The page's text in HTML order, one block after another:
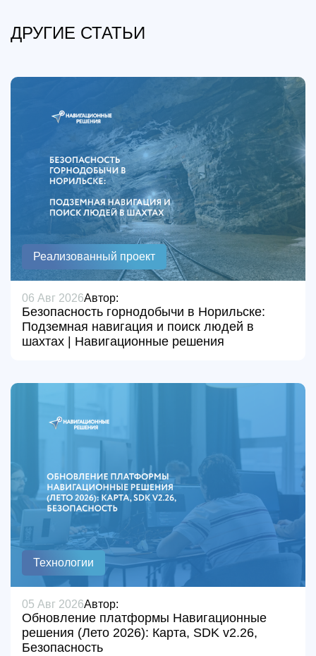
ДРУГИЕ СТАТЬИ
Реализованный проект
06 Авг 2026Автор:
Безопасность горнодобычи в Норильске:
Подземная навигация и поиск людей в
шахтах | Навигационные решения
Технологии
05 Авг 2026Автор:
Обновление платформы Навигационные
решения (Лето 2026): Карта, SDK v2.26,
Безопасность